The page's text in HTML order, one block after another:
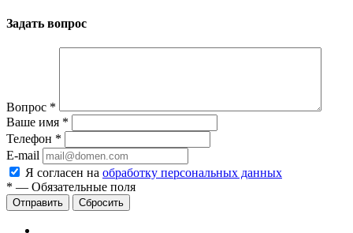
Задать вопрос
Вопрос *
Ваше имя *
Телефон *
E-mail
Я согласен на обработку персональных данных
* — Обязательные поля
Сбросить